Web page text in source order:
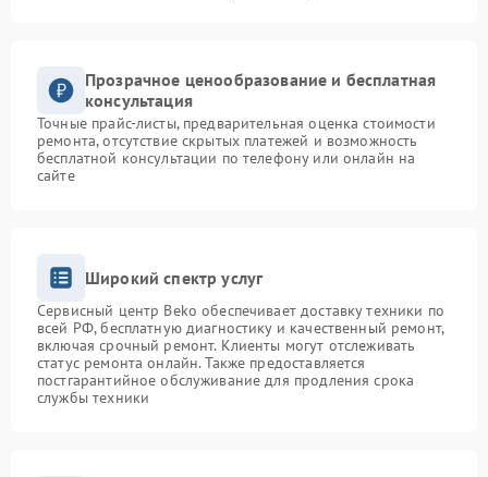
Прозрачное ценообразование и бесплатная
консультация
Точные прайс-листы, предварительная оценка стоимости
ремонта, отсутствие скрытых платежей и возможность
бесплатной консультации по телефону или онлайн на
сайте
Широкий спектр услуг
Сервисный центр Beko обеспечивает доставку техники по
всей РФ, бесплатную диагностику и качественный ремонт,
включая срочный ремонт. Клиенты могут отслеживать
статус ремонта онлайн. Также предоставляется
постгарантийное обслуживание для продления срока
службы техники